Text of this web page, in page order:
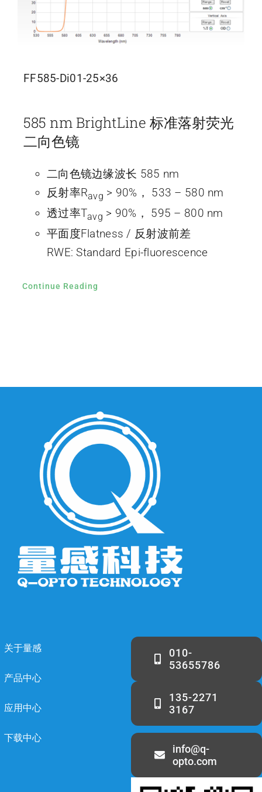
FF585-Di01-25×36
585 nm BrightLine 标准落射荧光
二向色镜
二向色镜边缘波长 585 nm
反射率Ravg > 90%， 533 – 580 nm
透过率Tavg > 90%， 595 – 800 nm
平面度Flatness / 反射波前差
RWE: Standard Epi-fluorescence
Continue Reading
关于量感
产品中心
应用中心
下载中心
010-
53655786
135-2271
3167
info@q-
opto.com